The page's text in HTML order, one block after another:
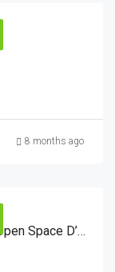
8 months ago
LGC-050 – Un Plateau De Bureaux En Open Space D’une Surface De 445 M2 Avec Accès Sécurisé